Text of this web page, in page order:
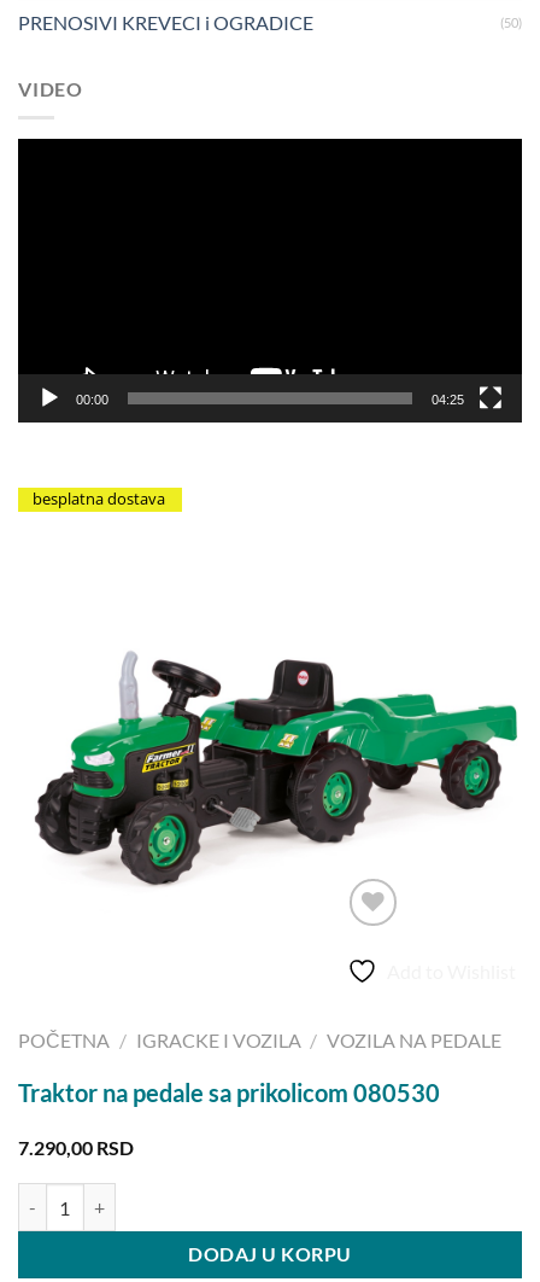
PRENOSIVI KREVECI i OGRADICE (50)
VIDEO
00:00 04:25
besplatna dostava
POČETNA / IGRACKE I VOZILA / VOZILA NA PEDALE
Traktor na pedale sa prikolicom 080530
7.290,00 RSD
DODAJ U KORPU